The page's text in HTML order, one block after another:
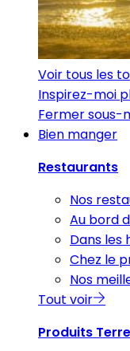
Voir tous les
Inspirez-moi
Fermer sous-
Bien manger
Restaurants
Nos
Au bord
Dans les
Chez le
Nos
Tout voir
Produits